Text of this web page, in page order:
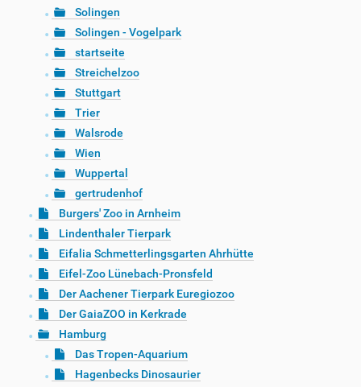
Solingen
Solingen - Vogelpark
startseite
Streichelzoo
Stuttgart
Trier
Walsrode
Wien
Wuppertal
gertrudenhof
Burgers' Zoo in Arnheim
Lindenthaler Tierpark
Eifalia Schmetterlingsgarten Ahrhütte
Eifel-Zoo Lünebach-Pronsfeld
Der Aachener Tierpark Euregiozoo
Der GaiaZOO in Kerkrade
Hamburg
Das Tropen-Aquarium
Hagenbecks Dinosaurier